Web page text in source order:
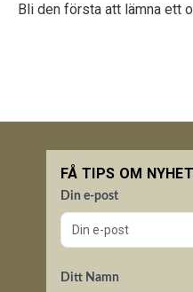
Bli den första att lämna ett
FÅ TIPS OM
Din e-post
Ditt Namn